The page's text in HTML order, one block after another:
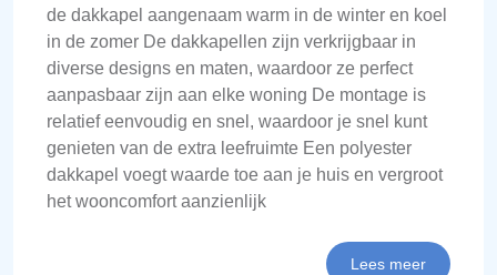
de dakkapel aangenaam warm in de winter en koel
in de zomer De dakkapellen zijn verkrijgbaar in
diverse designs en maten, waardoor ze perfect
aanpasbaar zijn aan elke woning De montage is
relatief eenvoudig en snel, waardoor je snel kunt
genieten van de extra leefruimte Een polyester
dakkapel voegt waarde toe aan je huis en vergroot
het wooncomfort aanzienlijk
Lees meer